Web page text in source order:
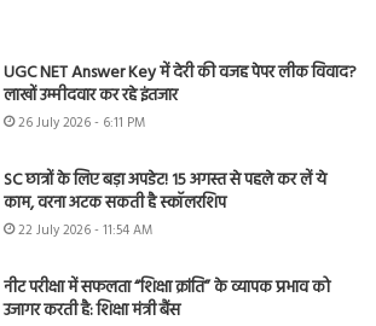
UGC NET Answer Key में देरी की वजह पेपर लीक विवाद?
लाखों उम्मीदवार कर रहे इंतजार
26 July 2026 - 6:11 PM
SC छात्रों के लिए बड़ा अपडेट! 15 अगस्त से पहले कर लें ये
काम, वरना अटक सकती है स्कॉलरशिप
22 July 2026 - 11:54 AM
नीट परीक्षा में सफलता “शिक्षा क्रांति” के व्यापक प्रभाव को
उजागर करती है: शिक्षा मंत्री बैंस